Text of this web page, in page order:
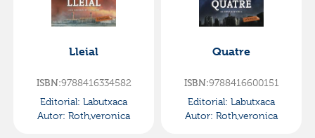
Lleial
ISBN:9788416334582
Editorial: Labutxaca
Autor: Roth,veronica
Quatre
ISBN:9788416600151
Editorial: Labutxaca
Autor: Roth,veronica